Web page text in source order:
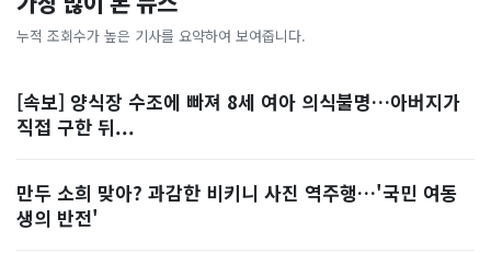
누적 조회수가 높은 기사를 요약하여 보여줍니다.
[속보] 양식장 수조에 빠져 8세 여아 의식불명…아버지가
직접 구한 뒤...
만두 소희 맞아? 과감한 비키니 사진 역주행…'국민 여동
생의 반전'